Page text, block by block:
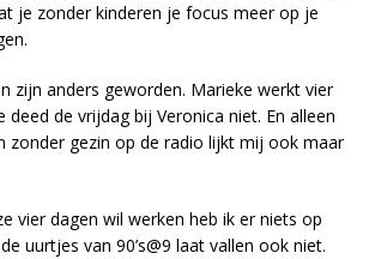
je zonder kinderen je focus meer op je
zijn anders geworden. Marieke werkt vier
deed de vrijdag bij Veronica niet. En alleen
zonder gezin op de radio lijkt mij ook maar
vier dagen wil werken heb ik er niets op
uurtjes van 90’s@9 laat vallen ook niet.